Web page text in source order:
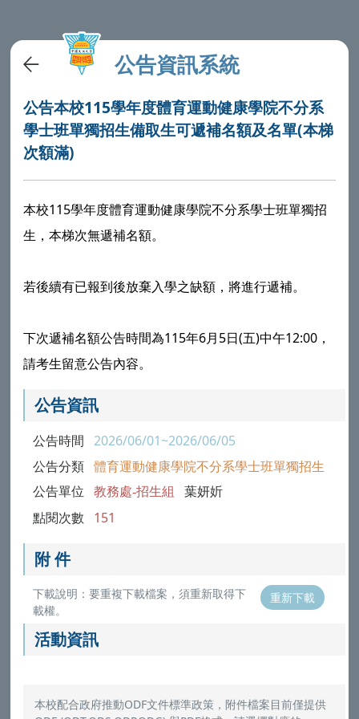
公告資訊系統
公告本校115學年度體育運動健康學院不分系
學士班單獨招生備取生可遞補名額及名單(本梯
次額滿)
本校115學年度體育運動健康學院不分系學士班單獨招
生，本梯次無遞補名額。
若後續有已報到後放棄入學之缺額，將進行遞補。
下次遞補名額公告時間為115年6月5日(五)中午12:00，
請考生留意公告內容。
公告資訊
公告時間 2026/06/01~2026/06/05
公告分類 體育運動健康學院不分系學士班單獨招生
公告單位 教務處-招生組 葉妍妡
點閱次數 151
附 件
下載說明：要重複下載檔案，須重新取得下
載權。
重新下載
活動資訊
本校配合政府推動ODF文件標準政策，附件檔案目前僅提供